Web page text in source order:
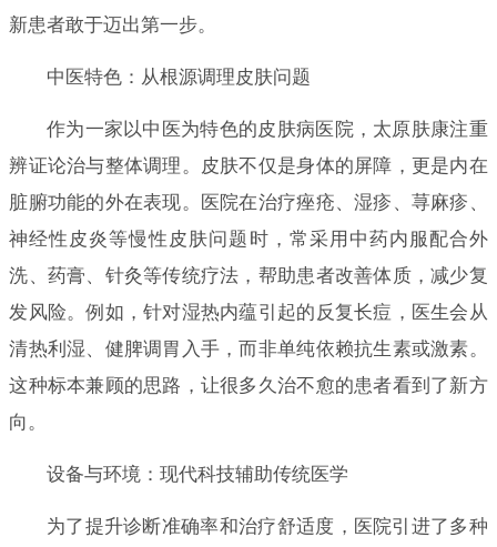
新患者敢于迈出第一步。
中医特色：从根源调理皮肤问题
作为一家以中医为特色的皮肤病医院，太原肤康注重
辨证论治与整体调理。皮肤不仅是身体的屏障，更是内在
脏腑功能的外在表现。医院在治疗痤疮、湿疹、荨麻疹、
神经性皮炎等慢性皮肤问题时，常采用中药内服配合外
洗、药膏、针灸等传统疗法，帮助患者改善体质，减少复
发风险。例如，针对湿热内蕴引起的反复长痘，医生会从
清热利湿、健脾调胃入手，而非单纯依赖抗生素或激素。
这种标本兼顾的思路，让很多久治不愈的患者看到了新方
向。
设备与环境：现代科技辅助传统医学
为了提升诊断准确率和治疗舒适度，医院引进了多种